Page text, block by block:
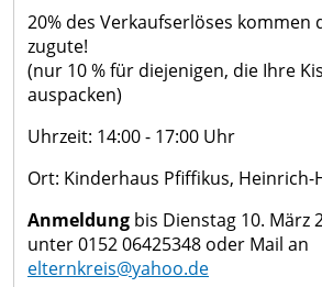
20% des Verkaufserlöses kommen
zugute!
(nur 10 % für diejenigen, die Ihre
auspacken)
Uhrzeit: 14:00 - 17:00 Uhr
Ort: Kinderhaus Pfiffikus, Heinrich-
Anmeldung bis Dienstag 10. März
unter 0152 06425348 oder Mail an
elternkreis@yahoo.de